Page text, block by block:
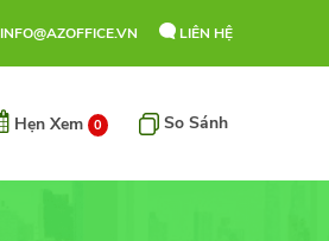
INFO@AZOFFICE.VN LIÊN HỆ
Hẹn Xem 0 So Sánh